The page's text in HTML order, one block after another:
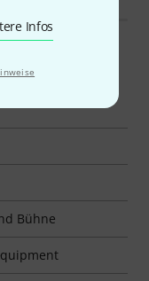
Infos
Bühne